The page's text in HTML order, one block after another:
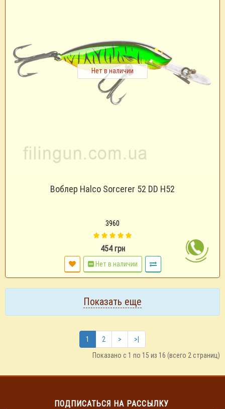
Нет в наличии
Воблер Halco Sorcerer 52 DD H52
3960
454 грн
Нет в наличии
Показать еще
1 2 >
>|
Показано с 1 по 15 из 16 (всего 2 страниц)
ПОДПИСАТЬСЯ НА РАССЫЛКУ